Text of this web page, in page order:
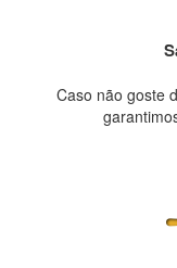
Caso não goste